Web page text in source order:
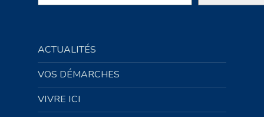
ACTUALITÉS
VOS DÉMARCHES
VIVRE ICI